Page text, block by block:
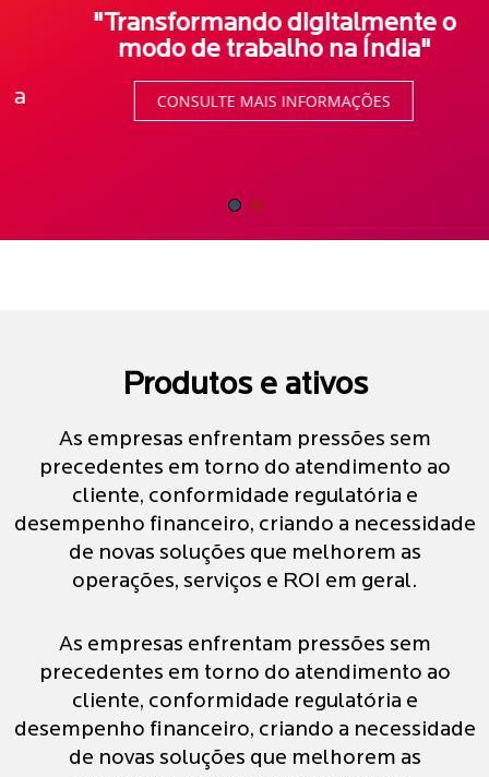
"Transformando digitalmente o
modo de trabalho na Índia"
CONSULTE MAIS INFORMAÇÕES
Produtos e ativos
As empresas enfrentam pressões sem
precedentes em torno do atendimento ao
cliente, conformidade regulatória e
desempenho financeiro, criando a necessidade
de novas soluções que melhorem as
operações, serviços e ROI em geral.
As empresas enfrentam pressões sem
precedentes em torno do atendimento ao
cliente, conformidade regulatória e
desempenho financeiro, criando a necessidade
de novas soluções que melhorem as